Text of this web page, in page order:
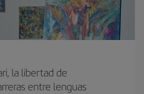
la libertad de
entre lenguas